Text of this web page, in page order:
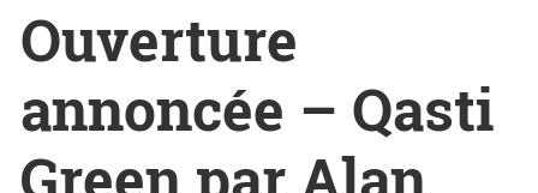
Ouverture
annoncée – Qasti